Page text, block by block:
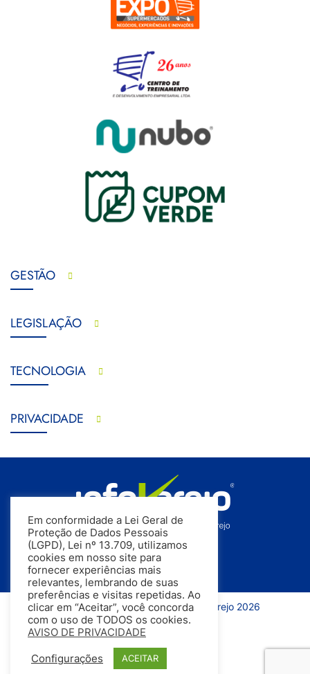
GESTÃO
LEGISLAÇÃO
TECNOLOGIA
PRIVACIDADE
Todos os direitos reservados | InfoVarejo 2026
Em conformidade a Lei Geral de
Proteção de Dados Pessoais
(LGPD), Lei nº 13.709, utilizamos
cookies em nosso site para
fornecer experiências mais
relevantes, lembrando de suas
preferências e visitas repetidas. Ao
clicar em “Aceitar”, você concorda
com o uso de TODOS os cookies.
AVISO DE PRIVACIDADE
Configurações ACEITAR